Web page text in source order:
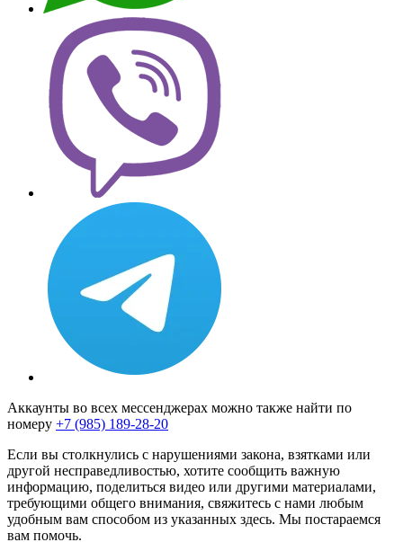
Аккаунты во всех мессенджерах можно также найти по
номеру +7 (985) 189-28-20
Если вы столкнулись с нарушениями закона, взятками или
другой несправедливостью, хотите сообщить важную
информацию, поделиться видео или другими материалами,
требующими общего внимания, свяжитесь с нами любым
удобным вам способом из указанных здесь. Мы постараемся
вам помочь.